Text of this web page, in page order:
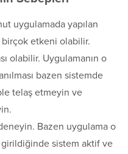
uygulamada yapılan
birçok etkeni olabilir.
olabilir. Uygulamanın o
bazen sistemde
telaş etmeyin ve
Bazen uygulama o
girildiğinde sistem aktif ve